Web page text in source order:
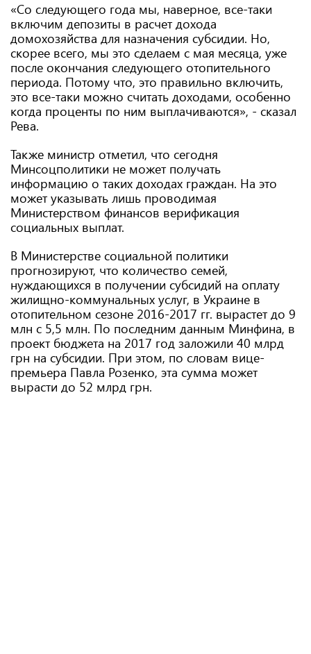
«Со следующего года мы, наверное, все-таки
включим депозиты в расчет дохода
домохозяйства для назначения субсидии. Но,
скорее всего, мы это сделаем с мая месяца, уже
после окончания следующего отопительного
периода. Потому что, это правильно включить,
это все-таки можно считать доходами, особенно
когда проценты по ним выплачиваются», - сказал
Рева.
Также министр отметил, что сегодня
Минсоцполитики не может получать
информацию о таких доходах граждан. На это
может указывать лишь проводимая
Министерством финансов верификация
социальных выплат.
В Министерстве социальной политики
прогнозируют, что количество семей,
нуждающихся в получении субсидий на оплату
жилищно-коммунальных услуг, в Украине в
отопительном сезоне 2016-2017 гг. вырастет до 9
млн с 5,5 млн. По последним данным Минфина, в
проект бюджета на 2017 год заложили 40 млрд
грн на субсидии. При этом, по словам вице-
премьера Павла Розенко, эта сумма может
вырасти до 52 млрд грн.